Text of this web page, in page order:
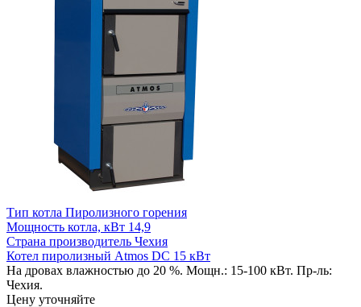
Тип котла Пиролизного горения
Мощность котла, кВт 14,9
Страна производитель Чехия
Котел пиролизный Atmos DC 15 кВт
На дровах влажностью до 20 %. Мощн.: 15-100 кВт. Пр-ль:
Чехия.
Цену уточняйте